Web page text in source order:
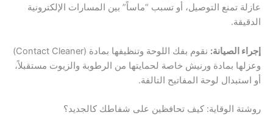
عازلة تمنع التوصيل، أو تسبب “ماساً” بين المسارات الإلكترونية
الدقيقة.
إجراء الصيانة:
نقوم بفك اللوحة وتنظيفها بمادة (Contact Cleaner)
وعزلها بمادة ورنيش خاصة لحمايتها من الرطوبة والزيوت مستقبلاً،
أو استبدال لوحة المفاتيح التالفة.
روشتة الوقاية: كيف تحافظين على شفاطك كالجديد؟